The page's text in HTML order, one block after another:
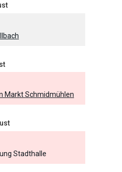
Markt Schmidmühlen
Stadthalle